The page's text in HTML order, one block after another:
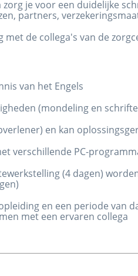
je voor een duidelijke
partners,
de collega's van de
van het Engels
(mondeling en
en kan
verschillende PC-
(4 dagen)
en een periode van
met een ervaren collega